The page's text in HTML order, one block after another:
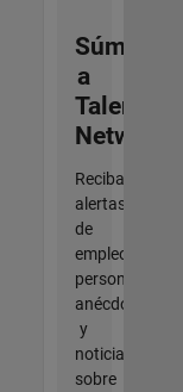
Súmese
a
Talent
Network
Reciba
alertas
de
empleo
personalizadas,
anécdotas
y
noticias
sobre